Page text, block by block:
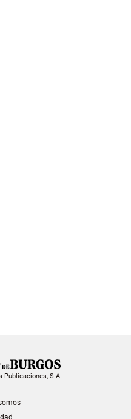
Publicaciones, S.A.